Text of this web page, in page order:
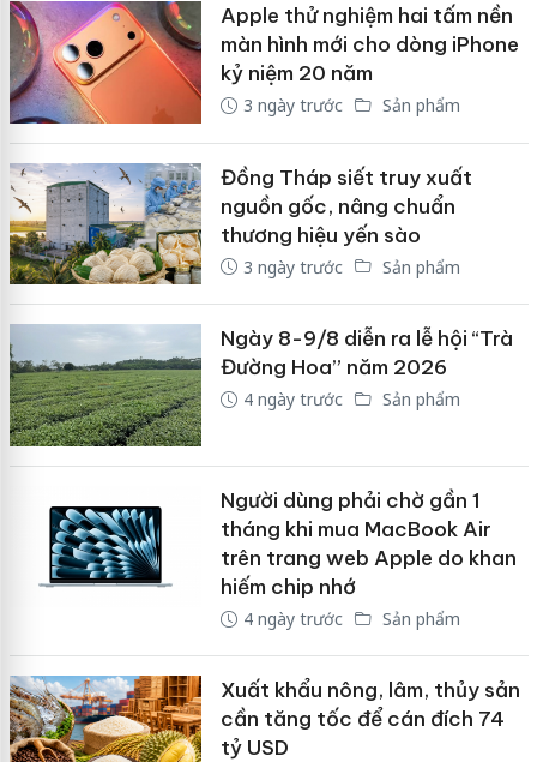
Apple thử nghiệm hai tấm nền
màn hình mới cho dòng iPhone
kỷ niệm 20 năm
3 ngày trước Sản phẩm
Đồng Tháp siết truy xuất
nguồn gốc, nâng chuẩn
thương hiệu yến sào
3 ngày trước Sản phẩm
Ngày 8-9/8 diễn ra lễ hội “Trà
Đường Hoa” năm 2026
4 ngày trước Sản phẩm
Người dùng phải chờ gần 1
tháng khi mua MacBook Air
trên trang web Apple do khan
hiếm chip nhớ
4 ngày trước Sản phẩm
Xuất khẩu nông, lâm, thủy sản
cần tăng tốc để cán đích 74
tỷ USD